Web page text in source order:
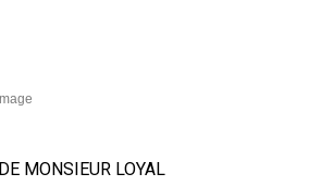
MONSIEUR LOYAL